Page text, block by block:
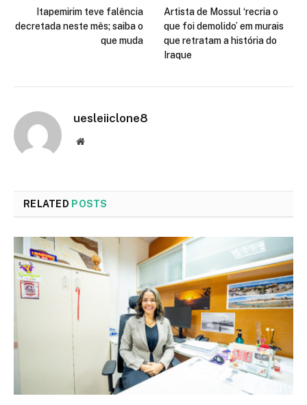
Itapemirim teve falência
decretada neste mês; saiba o
que muda
Artista de Mossul ‘recria o
que foi demolido’ em murais
que retratam a história do
Iraque
uesleiiclone8
Website
RELATED POSTS